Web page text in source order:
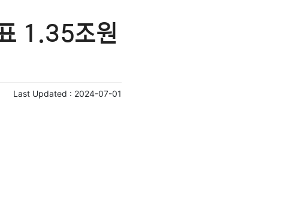
1.35조원
Last Updated : 2024-07-01